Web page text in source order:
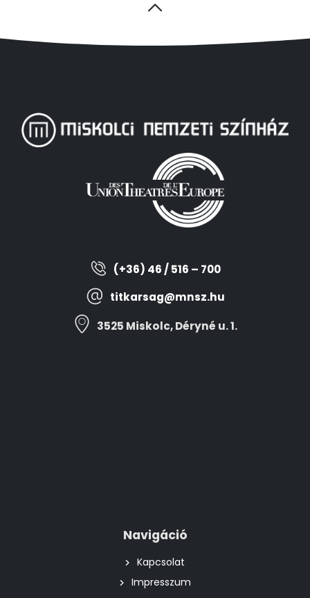
(+36) 46 / 516 – 700
titkarsag@mnsz.hu
3525 Miskolc, Déryné u. 1.
Navigáció
Kapcsolat
Impresszum